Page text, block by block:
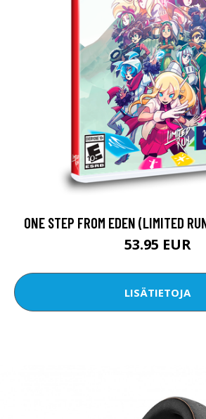
ONE STEP FROM EDEN (LIMITED
53.95 EUR
LISÄTIETOJA